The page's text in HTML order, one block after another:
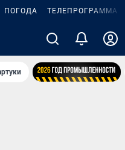
ПОГОДА ТЕЛЕПРОГРАММА